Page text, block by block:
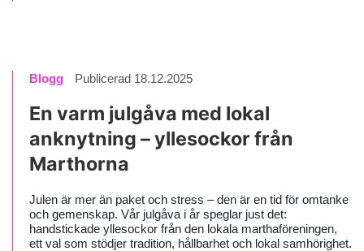
Blogg Publicerad 18.12.2025
En varm julgåva med lokal
anknytning – yllesockor från
Marthorna
Julen är mer än paket och stress – den är en tid för omtanke
och gemenskap. Vår julgåva i år speglar just det:
handstickade yllesockor från den lokala marthaföreningen,
ett val som stödjer tradition, hållbarhet och lokal samhörighet.